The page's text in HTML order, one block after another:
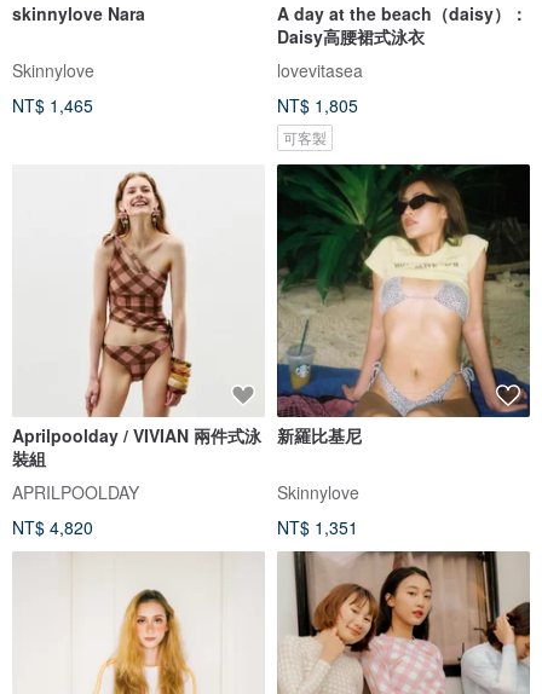
skinnylove Nara
Skinnylove
NT$ 1,465
A day at the beach（daisy）：
Daisy高腰裙式泳衣
lovevitasea
NT$ 1,805
可客製
Aprilpoolday / VIVIAN 兩件式泳
裝組
APRILPOOLDAY
NT$ 4,820
新羅比基尼
Skinnylove
NT$ 1,351